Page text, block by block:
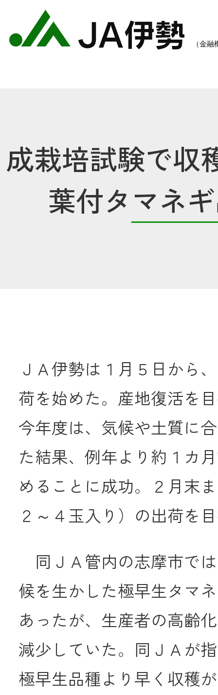
農業のご案内 各種手数料一覧 各種
食
JAバンク
JA共済
くらし
JA伊勢について
店舗・ATM・
成栽培試験で収
葉付タマネ
ＪＡ伊勢は１月５日から
荷を始めた。産地復活を
今年度は、気候や土質に
た結果、例年より約１カ
めることに成功。２月末
２～４玉入り）の出荷を
同ＪＡ管内の志摩市で
候を生かした極早生タマ
あったが、生産者の高齢
減少していた。同ＪＡが
極早生品種より早く収穫